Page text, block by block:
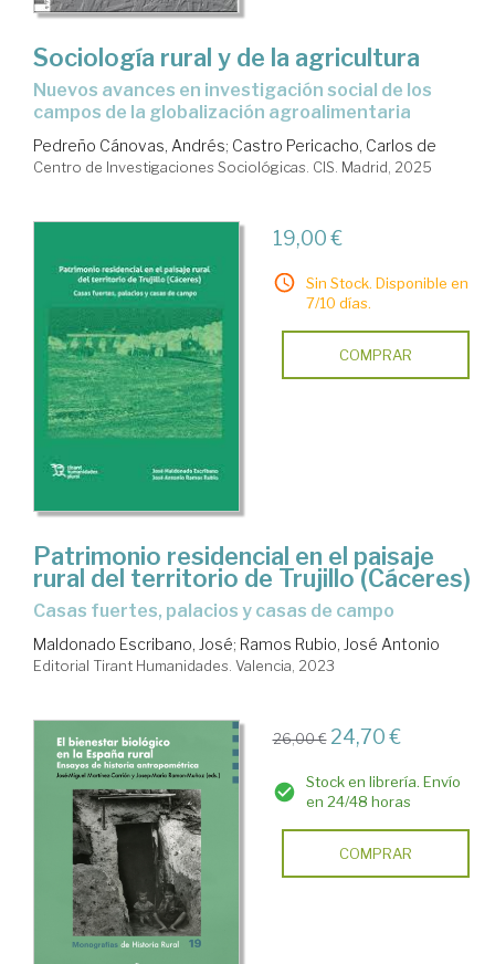
Sociología rural y de la agricultura
nuevos avances en investigación social de los
campos de la globalización agroalimentaria
Pedreño Cánovas, Andrés; Castro Pericacho, Carlos de
Centro de Investigaciones Sociológicas. CIS. Madrid, 2025
19,00 €
Sin Stock. Disponible en
7/10 días.
COMPRAR
Patrimonio residencial en el paisaje
rural del territorio de Trujillo (Cáceres)
Casas fuertes, palacios y casas de campo
Maldonado Escribano, José; Ramos Rubio, José Antonio
Editorial Tirant Humanidades. Valencia, 2023
26,00 € 24,70 €
Stock en librería. Envío
en 24/48 horas
COMPRAR